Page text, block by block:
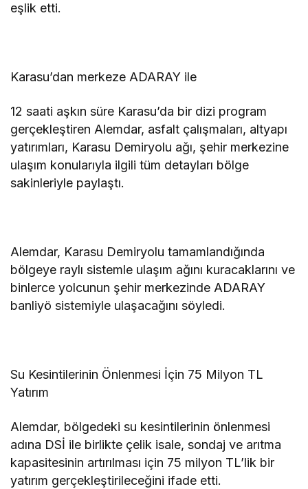
eşlik etti.
Karasu’dan merkeze ADARAY ile
12 saati aşkın süre Karasu’da bir dizi program
gerçekleştiren Alemdar, asfalt çalışmaları, altyapı
yatırımları, Karasu Demiryolu ağı, şehir merkezine
ulaşım konularıyla ilgili tüm detayları bölge
sakinleriyle paylaştı.
Alemdar, Karasu Demiryolu tamamlandığında
bölgeye raylı sistemle ulaşım ağını kuracaklarını ve
binlerce yolcunun şehir merkezinde ADARAY
banliyö sistemiyle ulaşacağını söyledi.
Su Kesintilerinin Önlenmesi İçin 75 Milyon TL
Yatırım
Alemdar, bölgedeki su kesintilerinin önlenmesi
adına DSİ ile birlikte çelik isale, sondaj ve arıtma
kapasitesinin artırılması için 75 milyon TL’lik bir
yatırım gerçekleştirileceğini ifade etti.